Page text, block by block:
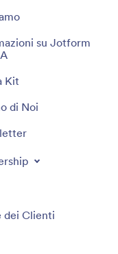
su Jotform
Kit
di Noi
dei Clienti